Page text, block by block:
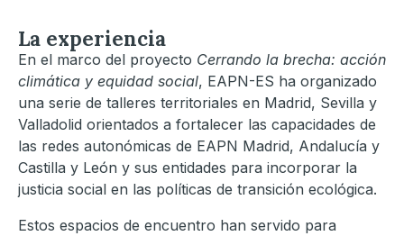
La experiencia
En el marco del proyecto Cerrando la brecha: acción
climática y equidad social, EAPN-ES ha organizado
una serie de talleres territoriales en Madrid, Sevilla y
Valladolid orientados a fortalecer las capacidades de
las redes autonómicas de EAPN Madrid, Andalucía y
Castilla y León y sus entidades para incorporar la
justicia social en las políticas de transición ecológica.
Estos espacios de encuentro han servido para